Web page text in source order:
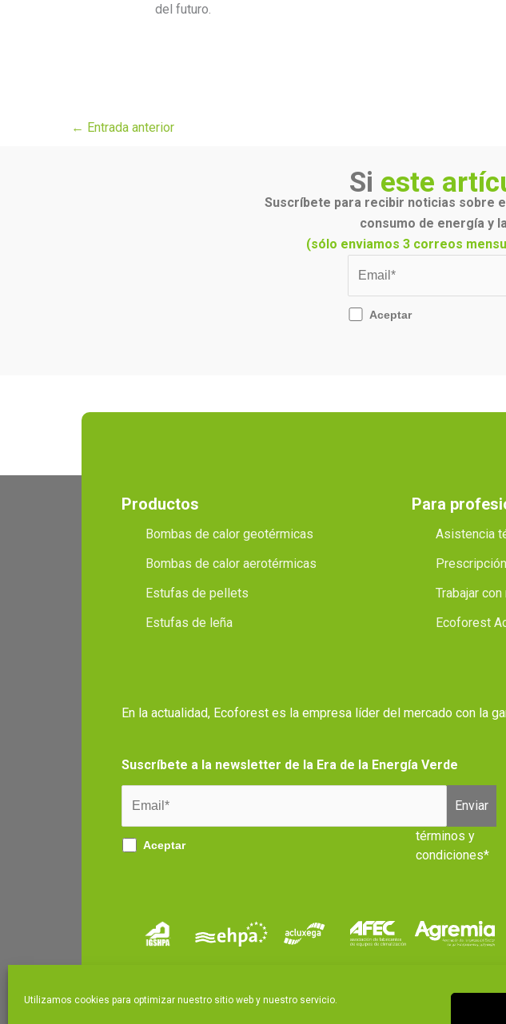
Utilizamos cookies para optimizar nuestro sitio web y nuestro servicio.
del futuro.
← Entrada anterior
Si este
Suscríbete para recibir noticias sobre
consumo de energía y
(sólo enviamos 3 correos
Aceptar
Productos
Bombas de calor geotérmicas
Bombas de calor aerotérmicas
Estufas de pellets
Estufas de leña
Para
Asistencia
Prescripción
Trabajar
Ecoforest
En la actualidad, Ecoforest es la empresa líder del mercado con la
Suscríbete a la newsletter de la Era de la Energía Verde
Enviar
Aceptar
términos y
condiciones*